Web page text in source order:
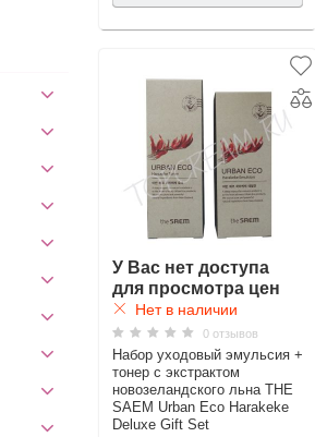
У Вас нет доступа
для просмотра цен
Нет в наличии
0 отзывов
Набор уходовый эмульсия +
тонер с экстрактом
новозеландского льна THE
SAEM Urban Eco Harakeke
Deluxe Gift Set